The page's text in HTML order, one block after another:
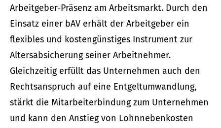
Arbeitgeber-Präsenz am Arbeitsmarkt. Durch den
Einsatz einer bAV erhält der Arbeitgeber ein
flexibles und kostengünstiges Instrument zur
Altersabsicherung seiner Arbeitnehmer.
Gleichzeitig erfüllt das Unternehmen auch den
Rechtsanspruch auf eine Entgeltumwandlung,
stärkt die Mitarbeiterbindung zum Unternehmen
und kann den Anstieg von Lohnnebenkosten